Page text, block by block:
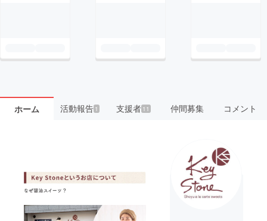
ホーム 活動報告1 支援者 11 仲間募集 コメント